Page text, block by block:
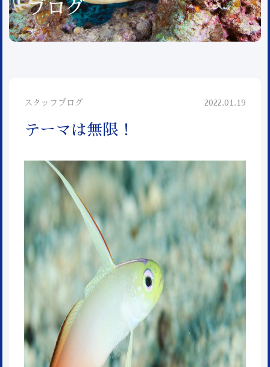
ブログ
スタッフブログ 2022.01.19
テーマは無限！